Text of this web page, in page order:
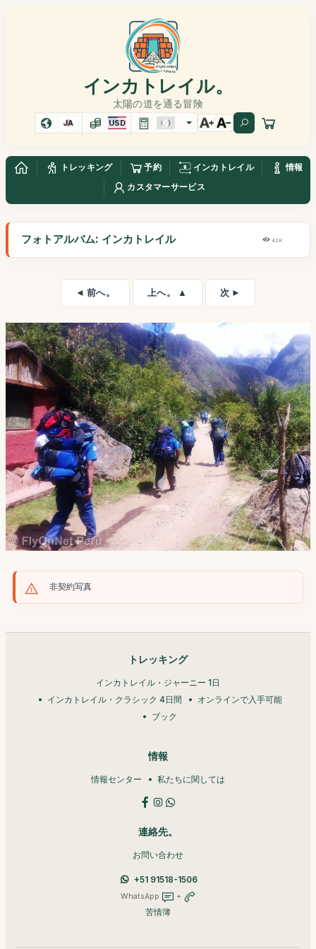
インカトレイル。
太陽の道を通る冒険
JA USD
トレッキング 予約 インカトレイル
情報
カスタマーサービス
フォトアルバム: インカトレイル 42K
◄ 前へ。 上へ。 ▲ 次 ►
非契約写真
トレッキング
インカトレイル・ジャーニー 1日
インカトレイル・クラシック 4日間
オンラインで入手可能
ブック
情報
情報センター 私たちに関しては
連絡先。
お問い合わせ
+51 91518-1506
WhatsApp +
苦情簿